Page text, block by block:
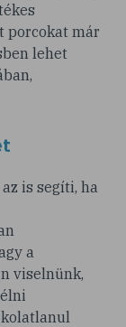
porcokat már
lehet
is segíti, ha
a
viselnünk,